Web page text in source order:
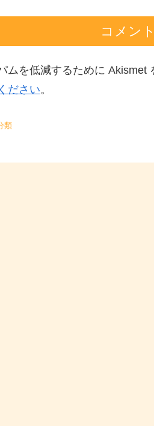
コメン
ムを低減するために Akismet
ださい。
類